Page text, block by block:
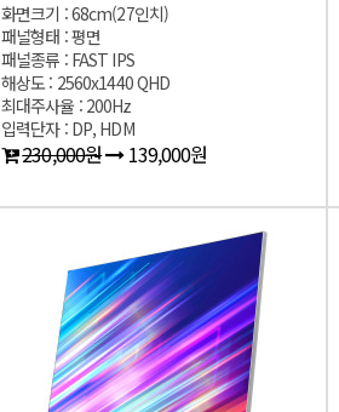
화면크기 : 68cm(27인치)
패널형태 : 평면
패널종류 : FAST IPS
해상도 : 2560x1440 QHD
최대주사율 : 200Hz
입력단자 : DP, HDM
230,000원 139,000원